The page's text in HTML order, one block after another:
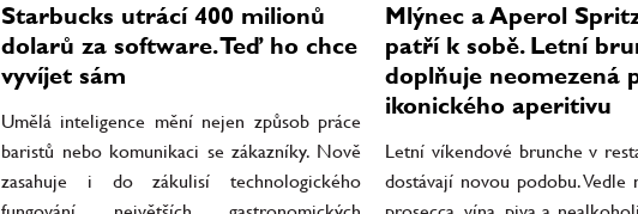
Starbucks utrácí 400 milionů
dolarů za software. Teď ho chce
vyvíjet sám
Umělá inteligence mění nejen způsob práce
baristů nebo komunikaci se zákazníky. Nově
zasahuje i do zákulisí technologického
Mlýnec a Aperol
patří k sobě. Letní
doplňuje neomezená
ikonického aperitivu
Letní víkendové brunche v
dostávají novou podobu. Vedle